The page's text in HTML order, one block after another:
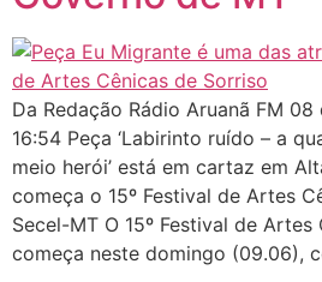
Da Redação Rádio Aruanã FM
16:54 Peça ‘Labirinto ruído – a
meio herói’ está em cartaz em
começa o 15º Festival de Artes
Secel-MT O 15º Festival de
começa neste domingo (09.06),